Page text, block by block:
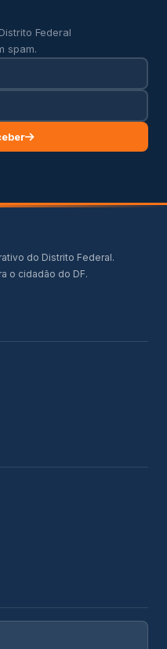
Federal
spam.
do Distrito Federal.
o cidadão do DF.